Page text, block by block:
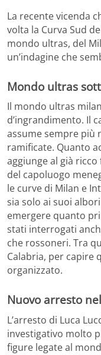
La recente vicenda
volta la Curva Sud
mondo ultras, del
un’indagine che
Mondo ultras
Il mondo ultras
d’ingrandimento. Il
assume sempre
ramificate. Quanto
aggiunge al già
del capoluogo
le curve di Milan e
sia solo ai suoi
emergere quanto
stati interrogati
che rossoneri. Tra
Calabria, per capire
organizzato.
Nuovo arresto
L’arresto di Luca
investigativo molto
figure legate al